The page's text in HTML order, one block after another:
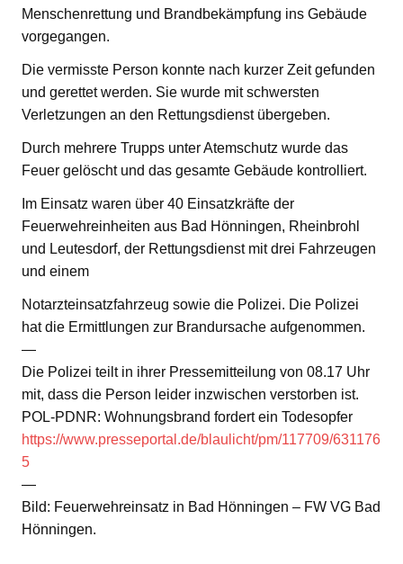
Menschenrettung und Brandbekämpfung ins Gebäude
vorgegangen.
Die vermisste Person konnte nach kurzer Zeit gefunden
und gerettet werden. Sie wurde mit schwersten
Verletzungen an den Rettungsdienst übergeben.
Durch mehrere Trupps unter Atemschutz wurde das
Feuer gelöscht und das gesamte Gebäude kontrolliert.
Im Einsatz waren über 40 Einsatzkräfte der
Feuerwehreinheiten aus Bad Hönningen, Rheinbrohl
und Leutesdorf, der Rettungsdienst mit drei Fahrzeugen
und einem
Notarzteinsatzfahrzeug sowie die Polizei. Die Polizei
hat die Ermittlungen zur Brandursache aufgenommen.
—
Die Polizei teilt in ihrer Pressemitteilung von 08.17 Uhr
mit, dass die Person leider inzwischen verstorben ist.
POL-PDNR: Wohnungsbrand fordert ein Todesopfer
https://www.presseportal.de/blaulicht/pm/117709/631176
5
—
Bild: Feuerwehreinsatz in Bad Hönningen – FW VG Bad
Hönningen.